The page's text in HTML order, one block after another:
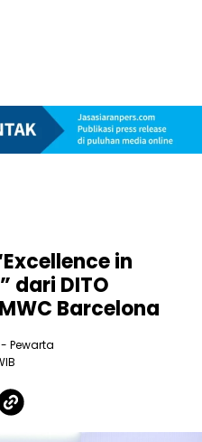
in
dari DITO
Barcelona
- Pewarta